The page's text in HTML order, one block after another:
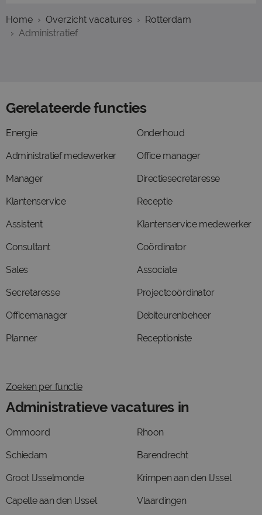
Home Overzicht vacatures
Rotterdam
Administratief
Gerelateerde functies
Energie
Administratief medewerker
Manager
Klantenservice
Assistent
Consultant
Sales
Secretaresse
Officemanager
Planner
Onderhoud
Office manager
Directiesecretaresse
Receptie
Klantenservice medewerker
Coördinator
Associate
Projectcoördinator
Debiteurenbeheer
Receptioniste
Zoeken per functie
Administratieve vacatures in
Ommoord
Schiedam
Groot IJsselmonde
Capelle aan den IJssel
Rhoon
Barendrecht
Krimpen aan den IJssel
Vlaardingen